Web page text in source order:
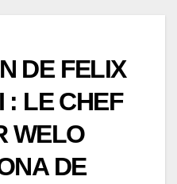
DE FELIX
: LE CHEF
WELO
DE